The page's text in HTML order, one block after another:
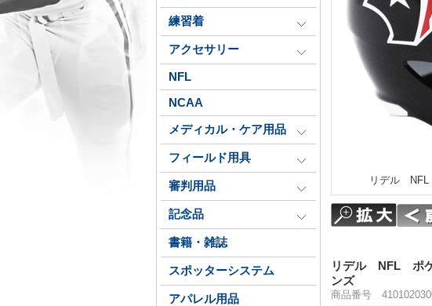
練習着
アクセサリー
NFL
NCAA
メディカル・ケア用品
フィールド用具
審判用品
記念品
書籍・雑誌
スポッターシステム
アパレル用品
リデル NFL
リデル NFL ポ
ンズ
商品番号